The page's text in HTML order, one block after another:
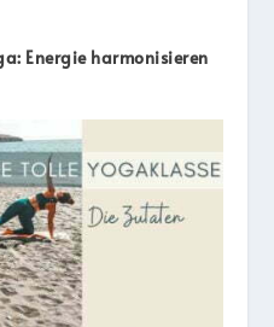
Energie harmonisieren